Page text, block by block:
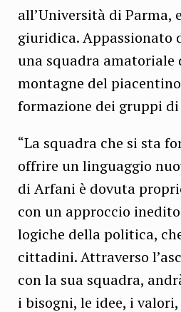
all’Università di
giuridica. Appassionato
una squadra amatoriale
montagne del
formazione dei gruppi
“La squadra che si sta
offrire un linguaggio
di Arfani è dovuta
con un approccio
logiche della politica,
cittadini. Attraverso
con la sua squadra,
i bisogni, le idee, i